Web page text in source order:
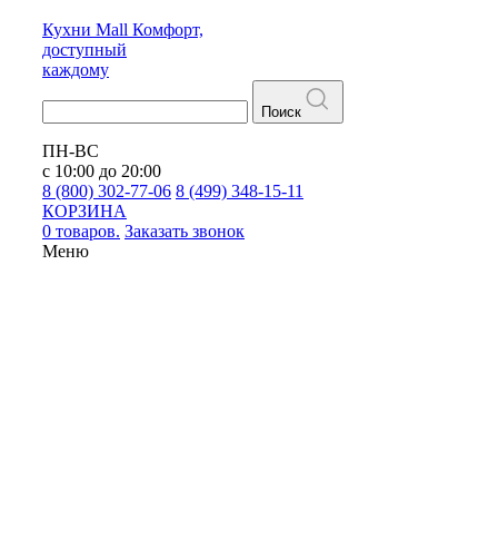
Кухни Mall Комфорт,
доступный
каждому
Поиск
ПН-ВС
с 10:00 до 20:00
8 (800) 302-77-06 8 (499) 348-15-11
КОРЗИНА
0 товаров. Заказать звонок
Меню